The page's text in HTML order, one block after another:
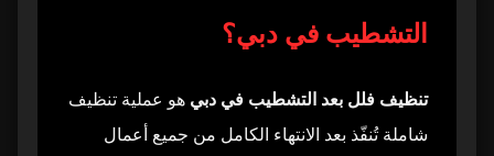
والفاخرة
التشطيب في دبي؟
تنظيف فلل بعد التشطيب في دبي هو عملية تنظيف
شاملة تُنفّذ بعد الانتهاء الكامل من جميع أعمال